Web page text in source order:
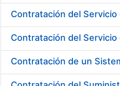
Contratación del
Contratación del